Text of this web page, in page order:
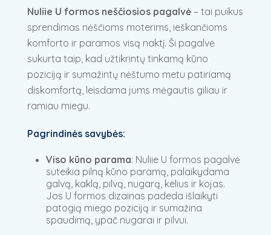
Nuliie U formos neščiosios pagalvė – tai puikus
sprendimas nėščioms moterims, ieškančioms
komforto ir paramos visą naktį. Ši pagalvė
sukurta taip, kad užtikrintų tinkamą kūno
poziciją ir sumažintų nėštumo metu patiriamą
diskomfortą, leisdama jums mėgautis giliau ir
ramiau miegu.
Pagrindinės savybės:
Viso kūno parama: Nuliie U formos pagalvė
suteikia pilną kūno paramą, palaikydama
galvą, kaklą, pilvą, nugarą, kelius ir kojas.
Jos U formos dizainas padeda išlaikyti
patogią miego poziciją ir sumažina
spaudimą, ypač nugarai ir pilvui.